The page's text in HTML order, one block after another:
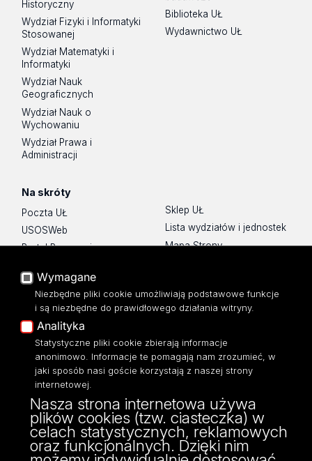
Historyczny
Wydział Fizyki i Informatyki
Stosowanej
Wydział Matematyki i
Informatyki
Wydział Nauk
Geograficznych
Wydział Nauk o
Wychowaniu
Wydział Prawa i
Administracji
Biblioteka UŁ
Wydawnictwo UŁ
Na skróty
Poczta UŁ
USOSWeb
Portal Pracowniczy
Platforma e-learningowa
Moodle
Eksperci UŁ
Polityka Prywatności
Dostępność
Sklep UŁ
Lista wydziałów i jednostek
Mapa Strony
ul. POW 3/5,
90-255 Łódź
tel: 42/635 53 56
Wymagane
Niezbędne pliki cookie umożliwiają podstawowe funkcje
i są niezbędne do prawidłowego działania witryny.
Analityka
Statystyczne pliki cookie zbierają informacje
anonimowo. Informacje te pomagają nam zrozumieć, w
jaki sposób nasi goście korzystają z naszej strony
internetowej.
Nasza strona internetowa używa
plików cookies (tzw. ciasteczka) w
celach statystycznych, reklamowych
oraz funkcjonalnych. Dzięki nim